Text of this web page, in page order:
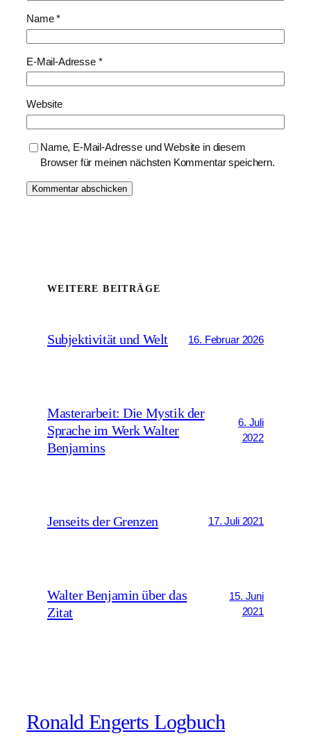
Name*
E-Mail-Adresse *
Website
Name, E-Mail-Adresse und Website in diesem
Browser für meinen nächsten Kommentar speichern.
WEITERE BEITRÄGE
Subjektivität und Welt 16. Februar 2026
Masterarbeit: Die Mystik der
Sprache im Werk Walter
Benjamins
6. Juli
2022
Jenseits der Grenzen 17. Juli 2021
Walter Benjamin über das
Zitat
15. Juni
2021
Ronald Engerts Logbuch